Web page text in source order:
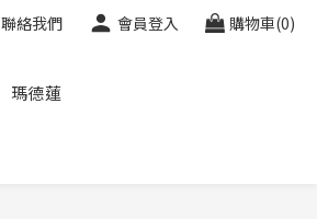
聯絡我們 會員登入 購物車(0)
瑪德蓮